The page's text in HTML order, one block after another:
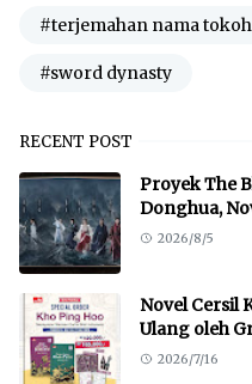
#terjemahan nama tokoh
#sword dynasty
RECENT POST
Proyek The
Donghua,
2026/8/5
Novel Cersil
Ulang oleh
2026/7/16